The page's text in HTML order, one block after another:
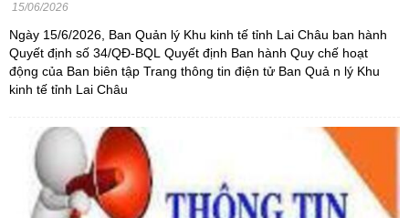
15/06/2026
Ngày 15/6/2026, Ban Quản lý Khu kinh tế tỉnh Lai Châu ban hành
Quyết định số 34/QĐ-BQL Quyết định Ban hành Quy chế hoạt
động của Ban biên tập Trang thông tin điện tử Ban Quả n lý Khu
kinh tế tỉnh Lai Châu